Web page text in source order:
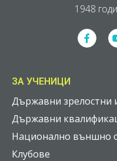
1948
ЗА УЧЕНИЦИ
Държавни зрелостни
Държавни
Национално външно
Клубове